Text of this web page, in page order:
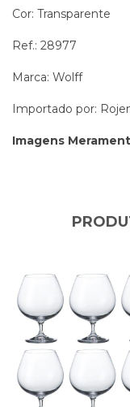
Cor: Transparente
Ref.: 28977
Marca: Wolff
Importado por:
Imagens